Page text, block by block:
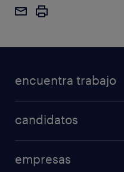
encuentra trabajo
candidatos
empresas